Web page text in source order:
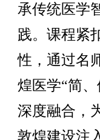
承传统医学
践。课程紧
性，通过名
煌医学“简
深度融合，
敦煌建设注